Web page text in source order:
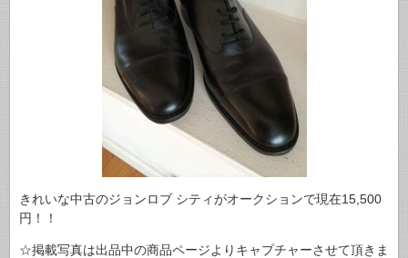
きれいな中古のジョンロブ シティがオークションで現在15,500
円！！
☆掲載写真は出品中の商品ページよりキャプチャーさせて頂きま